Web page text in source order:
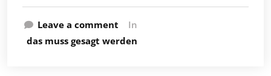
Leave a comment
In
das muss gesagt werden